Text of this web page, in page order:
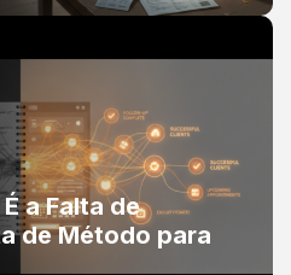
a Falta de
de Método para